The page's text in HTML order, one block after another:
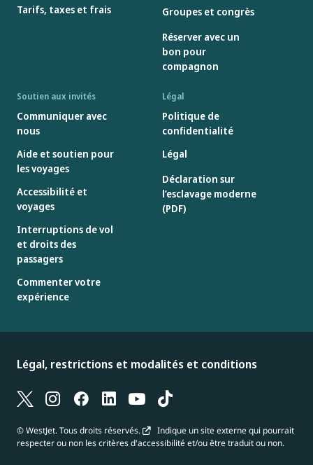
Tarifs, taxes et frais
Groupes et congrès
Réserver avec un
bon pour
compagnon
Soutien aux invités
Communiquer avec
nous
Aide et soutien pour
les voyages
Accessibilité et
voyages
Interruptions de vol
et droits des
passagers
Commenter votre
expérience
Légal
Politique de
confidentialité
Légal
Déclaration sur
l’esclavage moderne
(PDF)
Légal, restrictions et modalités et conditions
© WestJet. Tous droits réservés.
Indique un site externe qui pourrait
respecter ou non les critères d'accessibilité et/ou être traduit ou non.